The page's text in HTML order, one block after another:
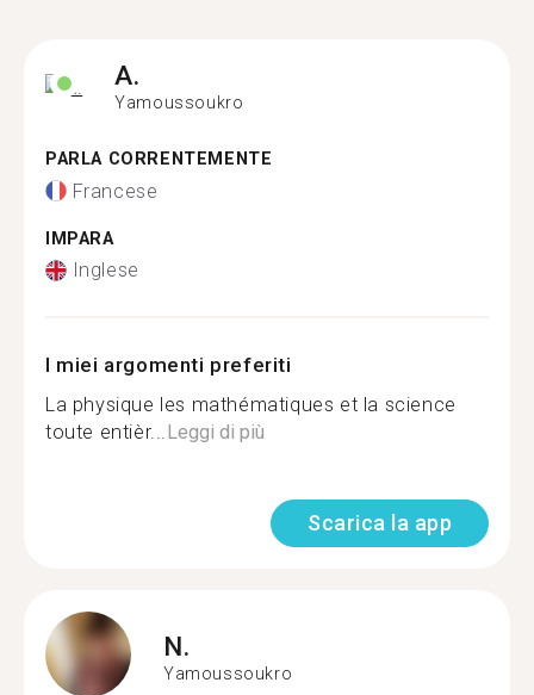
A.
Yamoussoukro
PARLA CORRENTEMENTE
Francese
IMPARA
Inglese
I miei argomenti preferiti
La physique les mathématiques et la science
toute entièr...Leggi di più
Scarica la app
N.
Yamoussoukro